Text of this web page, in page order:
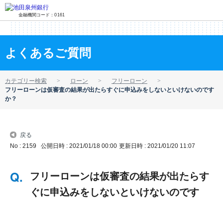
金融機関コード：0161
よくあるご質問
カテゴリー検索 ローン
フリーローン
フリーローンは仮審査の結果が出たらすぐに申込みをしないといけないのです
か？
戻る
No : 2159 公開日時 : 2021/01/18 00:00 更新日時 : 2021/01/20 11:07
フリーローンは仮審査の結果が出たらす
ぐに申込みをしないといけないのです